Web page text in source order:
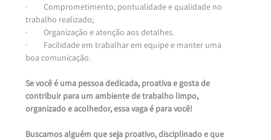
·         Comprometimento, pontualidade e qualidade no
trabalho realizado;
·         Organização e atenção aos detalhes.
·         Facilidade em trabalhar em equipe e manter uma
boa comunicação.
Se você é uma pessoa dedicada, proativa e gosta de
contribuir para um ambiente de trabalho limpo,
organizado e acolhedor, essa vaga é para você!
Buscamos alguém que seja proativo, disciplinado e que